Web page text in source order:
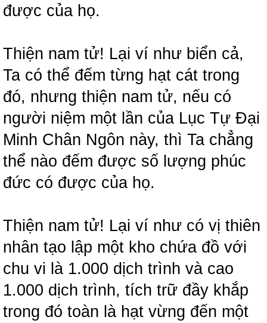
được của họ.
Thiện nam tử! Lại ví như biển cả,
Ta có thể đếm từng hạt cát trong
đó, nhưng thiện nam tử, nếu có
người niệm một lần của Lục Tự Đại
Minh Chân Ngôn này, thì Ta chẳng
thể nào đếm được số lượng phúc
đức có được của họ.
Thiện nam tử! Lại ví như có vị thiên
nhân tạo lập một kho chứa đồ với
chu vi là 1.000 dịch trình và cao
1.000 dịch trình, tích trữ đầy khắp
trong đó toàn là hạt vừng đến một